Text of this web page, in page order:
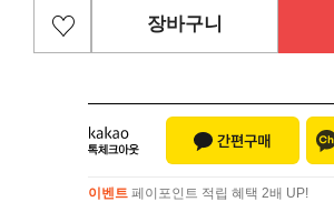
장바구니
이벤트 페이포인트 적립 혜택 2배 UP!